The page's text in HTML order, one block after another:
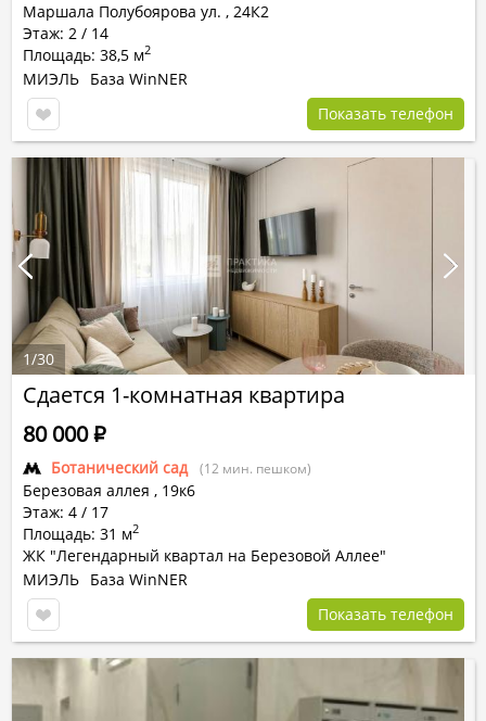
Маршала Полубоярова ул. , 24К2
Этаж: 2 / 14
Площадь: 38,5 м2
МИЭЛЬ База WinNER
Показать телефон
Сдается 1-комнатная квартира
Ботанический сад (12 мин. пешком)
Березовая аллея , 19к6
Этаж: 4 / 17
Площадь: 31 м2
ЖК "Легендарный квартал на Березовой Аллее"
80 000Р
МИЭЛЬ База WinNER
Показать телефон
1/30